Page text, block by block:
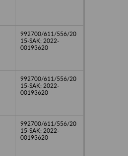
992700/611/556/20
15-SAK; 2022-
00193620
992700/611/556/20
15-SAK; 2022-
00193620
992700/611/556/20
15-SAK; 2022-
00193620